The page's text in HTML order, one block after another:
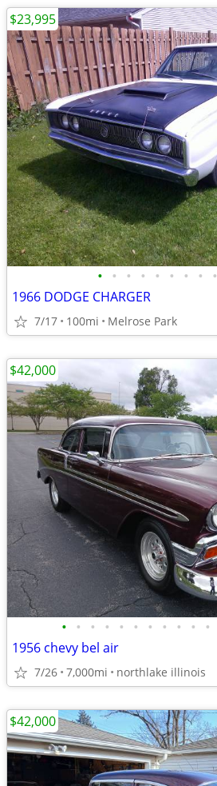
• • • • • • • • •
1966 DODGE CHARGER
7/17 100mi Melrose Park
$23,995
• • • • • • • • • • •
1956 chevy bel air
7/26 7,000mi northlake illinois
$42,000
$42,000